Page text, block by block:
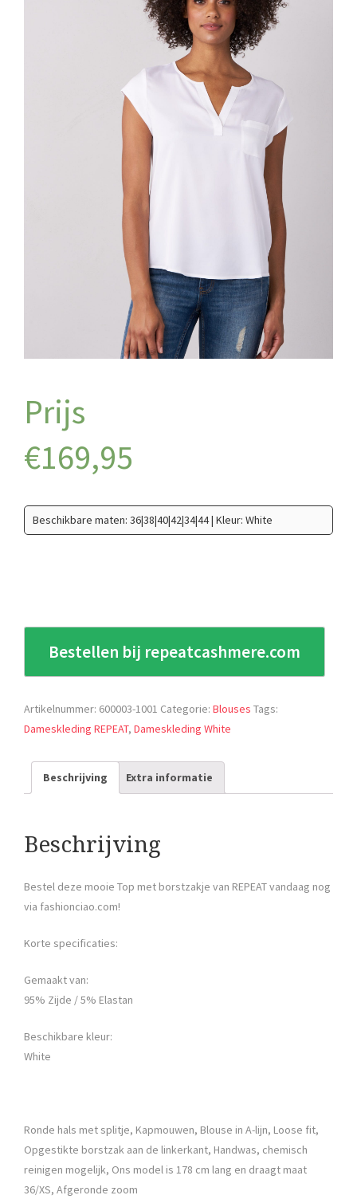
€169,95
Beschikbare maten: 36|38|40|42|34|44 | Kleur: White
Bestellen bij repeatcashmere.com
Artikelnummer: 600003-1001 Categorie: Blouses Tags:
Dameskleding REPEAT, Dameskleding White
Beschrijving Extra informatie
Beschrijving
Bestel deze mooie Top met borstzakje van REPEAT vandaag nog
via fashionciao.com!
Korte specificaties:
Gemaakt van:
95% Zijde / 5% Elastan
Beschikbare kleur:
White
Ronde hals met splitje, Kapmouwen, Blouse in A-lijn, Loose fit,
Opgestikte borstzak aan de linkerkant, Handwas, chemisch
reinigen mogelijk, Ons model is 178 cm lang en draagt maat
36/XS, Afgeronde zoom